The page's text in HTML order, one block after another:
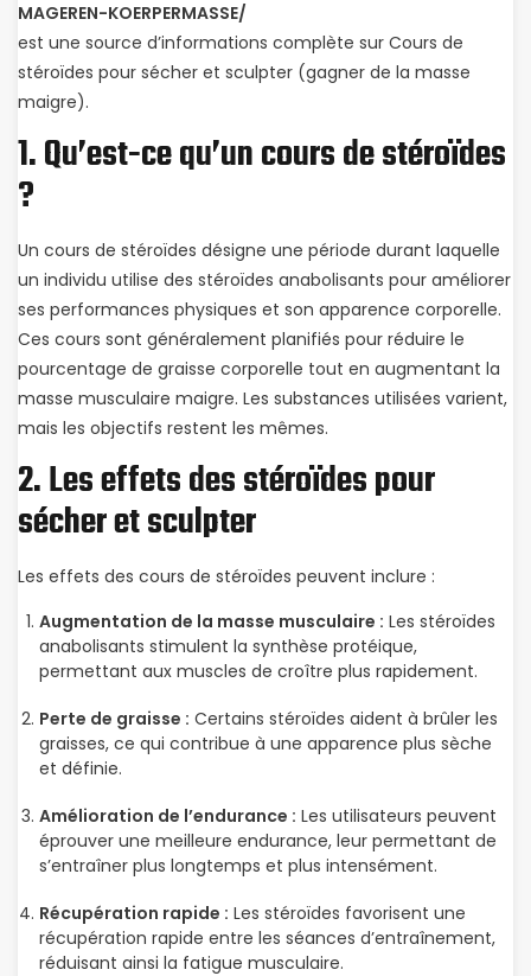
MAGEREN-KOERPERMASSE/
est une source d’informations complète sur Cours de
stéroïdes pour sécher et sculpter (gagner de la masse
maigre).
1. Qu’est-ce qu’un cours de stéroïdes
?
Un cours de stéroïdes désigne une période durant laquelle
un individu utilise des stéroïdes anabolisants pour améliorer
ses performances physiques et son apparence corporelle.
Ces cours sont généralement planifiés pour réduire le
pourcentage de graisse corporelle tout en augmentant la
masse musculaire maigre. Les substances utilisées varient,
mais les objectifs restent les mêmes.
2. Les effets des stéroïdes pour
sécher et sculpter
Les effets des cours de stéroïdes peuvent inclure :
Augmentation de la masse musculaire : Les stéroïdes
anabolisants stimulent la synthèse protéique,
permettant aux muscles de croître plus rapidement.
Perte de graisse : Certains stéroïdes aident à brûler les
graisses, ce qui contribue à une apparence plus sèche
et définie.
Amélioration de l’endurance : Les utilisateurs peuvent
éprouver une meilleure endurance, leur permettant de
s’entraîner plus longtemps et plus intensément.
Récupération rapide : Les stéroïdes favorisent une
récupération rapide entre les séances d’entraînement,
réduisant ainsi la fatigue musculaire.